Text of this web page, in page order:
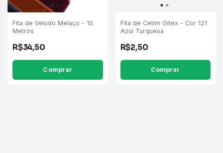
Fita de Veludo Melaço - 10
Metros
R$34,50
Comprar
Fita de Cetim Gitex - Cor 121
Azul Turquesa
R$2,50
Comprar